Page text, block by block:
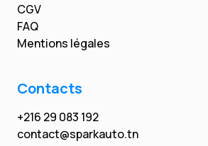
CGV
FAQ
Mentions légales
Contacts
+216 29 083 192
contact@sparkauto.tn